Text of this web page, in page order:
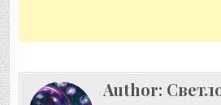
Author: